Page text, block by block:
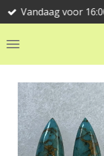
Ga
direct
naar
Vandaag voor